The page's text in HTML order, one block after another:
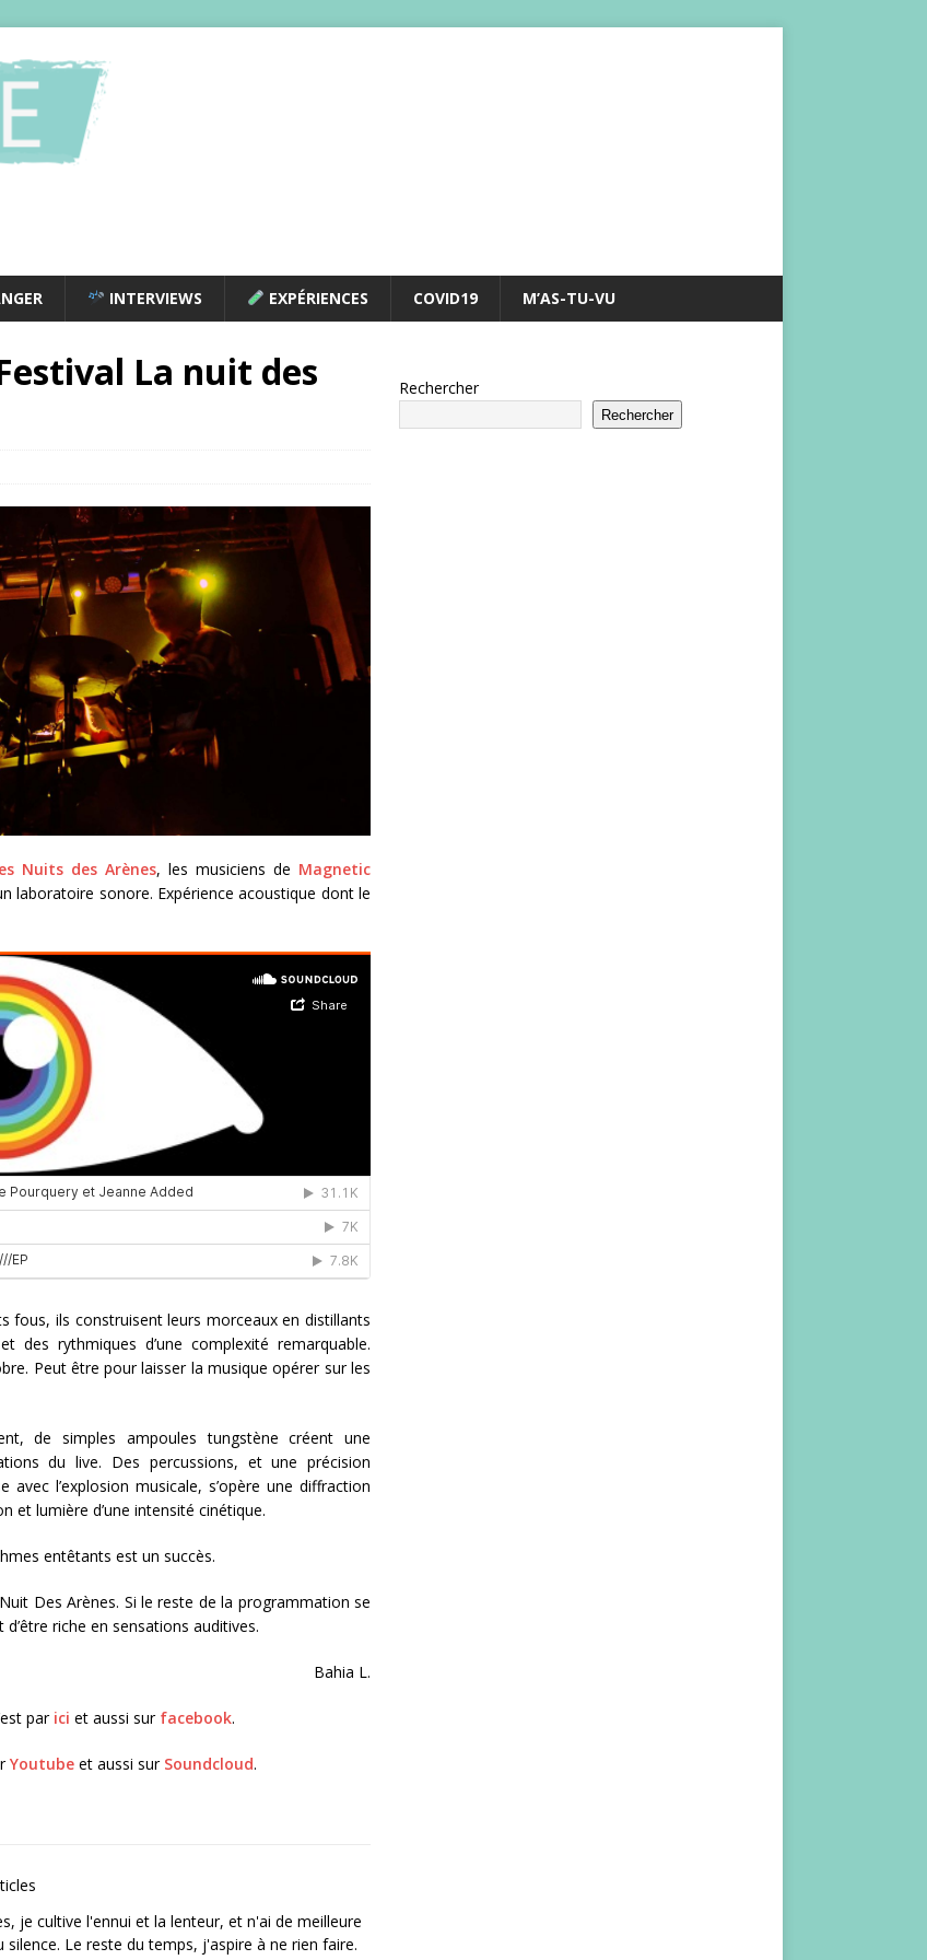
INTERVIEWS EXPÉRIENCES COVID19 M’AS-TU-VU
La nuit des
Nuits des Arènes, les musiciens de Magnetic
laboratoire sonore. Expérience acoustique dont le
fous, ils construisent leurs morceaux en distillants
des rythmiques d’une complexité remarquable.
Peut être pour laisser la musique opérer sur les
de simples ampoules tungstène créent une
du live. Des percussions, et une précision
l’explosion musicale, s’opère une diffraction
et lumière d’une intensité cinétique.
entêtants est un succès.
Des Arènes. Si le reste de la programmation se
riche en sensations auditives.
Bahia L.
par ici et aussi sur facebook.
Youtube et aussi sur Soundcloud.
je cultive l'ennui et la lenteur, et n'ai de meilleure
Le reste du temps, j'aspire à ne rien faire.
Rechercher
Rechercher